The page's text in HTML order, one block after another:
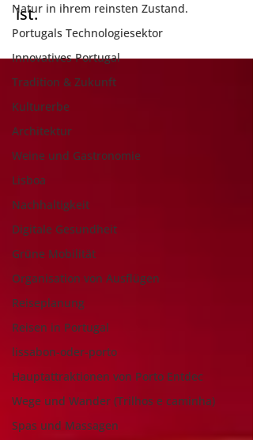
Natur in ihrem reinsten Zustand.
Portugals Technologiesektor
Innovatives Portugal
Tradition & Zukunft
Kulturerbe
Architektur
Weine und Gastronomie
Lisboa
Nachhaltigkeit
Digitale Gesundheit
Grüne Mobilität
Organisation von Ausflügen
Reiseplanung
Reisen in Portugal
lissabon-oder-porto
Hauptattraktionen von Porto Entdec
Wege und Wander (Trilhos e caminha)
Spas und Massagen
ist.